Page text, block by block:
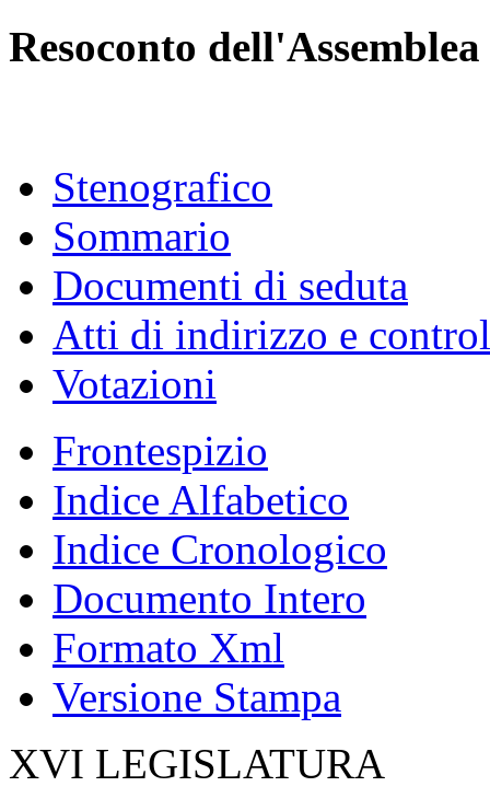
Resoconto dell'Assemblea
Stenografico
Sommario
Documenti di seduta
Atti di indirizzo e
Votazioni
Frontespizio
Indice Alfabetico
Indice Cronologico
Documento Intero
Formato Xml
Versione Stampa
XVI LEGISLATURA